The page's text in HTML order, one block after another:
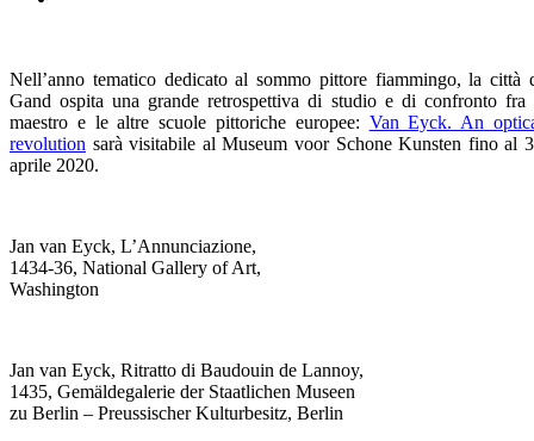
Nell’anno tematico dedicato al sommo pittore fiammingo, la città
Gand ospita una grande retrospettiva di studio e di confronto fra
maestro e le altre scuole pittoriche europee: Van Eyck. An
revolution sarà visitabile al Museum voor Schone Kunsten fino al
aprile 2020.
Jan van Eyck, L’Annunciazione,
1434-36, National Gallery of Art,
Washington
Jan van Eyck, Ritratto di Baudouin de Lannoy,
1435, Gemäldegalerie der Staatlichen Museen
zu Berlin – Preussischer Kulturbesitz, Berlin